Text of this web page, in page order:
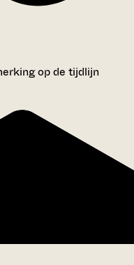
op de tijdlijn